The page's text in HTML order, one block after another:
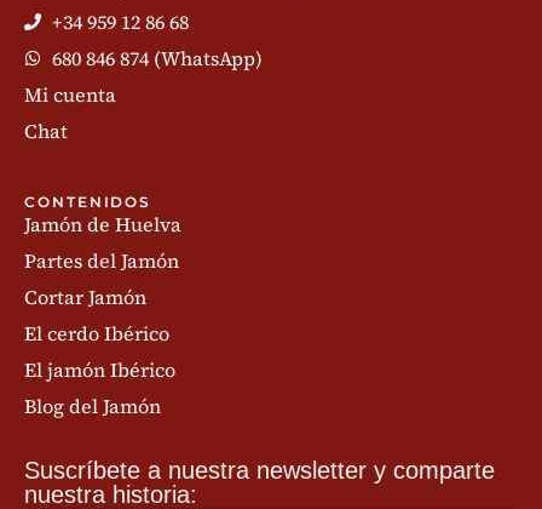
+34 959 12 86 68
680 846 874 (WhatsApp)
Mi cuenta
Chat
CONTENIDOS
Jamón de Huelva
Partes del Jamón
Cortar Jamón
El cerdo Ibérico
El jamón Ibérico
Blog del Jamón
Suscríbete a nuestra newsletter y comparte
nuestra historia: